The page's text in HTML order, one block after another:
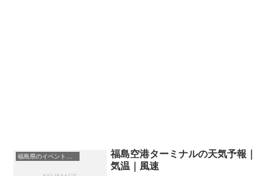
福島空港ターミナルの天気予報｜
気温｜風速